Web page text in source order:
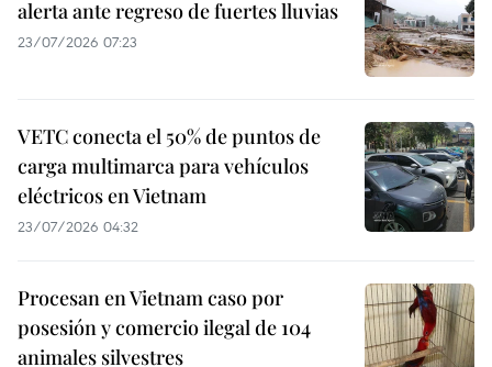
alerta ante regreso de fuertes lluvias
23/07/2026 07:23
VETC conecta el 50% de puntos de
carga multimarca para vehículos
eléctricos en Vietnam
23/07/2026 04:32
Procesan en Vietnam caso por
posesión y comercio ilegal de 104
animales silvestres